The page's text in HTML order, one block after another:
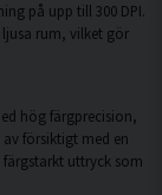
på upp till 300 DPI.
ljusa rum, vilket gör
hög färgprecision,
försiktigt med en
uttryck som